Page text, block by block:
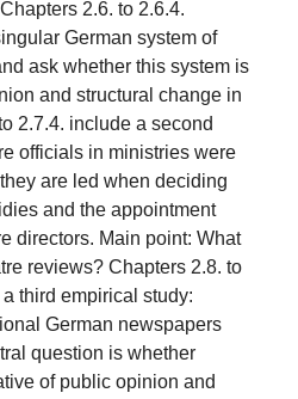
2.6. to 2.6.4.
German system of
ask whether this system is
and structural change in
2.7.4. include a second
officials in ministries were
are led when deciding
and the appointment
directors. Main point: What
reviews? Chapters 2.8. to
third empirical study:
German newspapers
question is whether
of public opinion and